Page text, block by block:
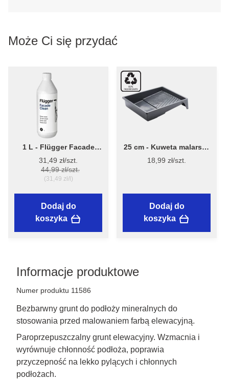
Może Ci się przydać
1 L - Flügger Facade
Clean - środek do
czyszczenia elewacji
31,49 zł/szt.
44,99 zł/szt.
(31,49 zł/l)
Dodaj do
koszyka
25 cm - Kuweta malarska
Paint Tray 7040 - Stiwex
Flügger
18,99 zł/szt.
Dodaj do
koszyka
Informacje produktowe
Numer produktu 11586
Bezbarwny grunt do podłoży mineralnych do
stosowania przed malowaniem farbą elewacyjną.
Paroprzepuszczalny grunt elewacyjny. Wzmacnia i
wyrównuje chłonność podłoża, poprawia
przyczepność na lekko pylących i chłonnych
podłożach.